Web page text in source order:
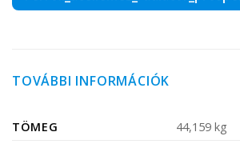
TOVÁBBI INFORMÁCIÓK
TÖMEG 44,159 kg